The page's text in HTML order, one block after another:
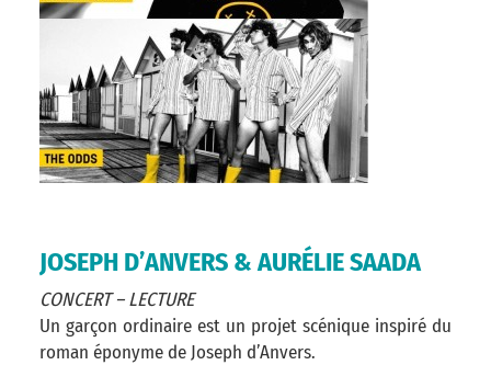
JOSEPH D’ANVERS & AURÉLIE SAADA
CONCERT – LECTURE
Un garçon ordinaire est un projet scénique inspiré du
roman éponyme de Joseph d’Anvers.